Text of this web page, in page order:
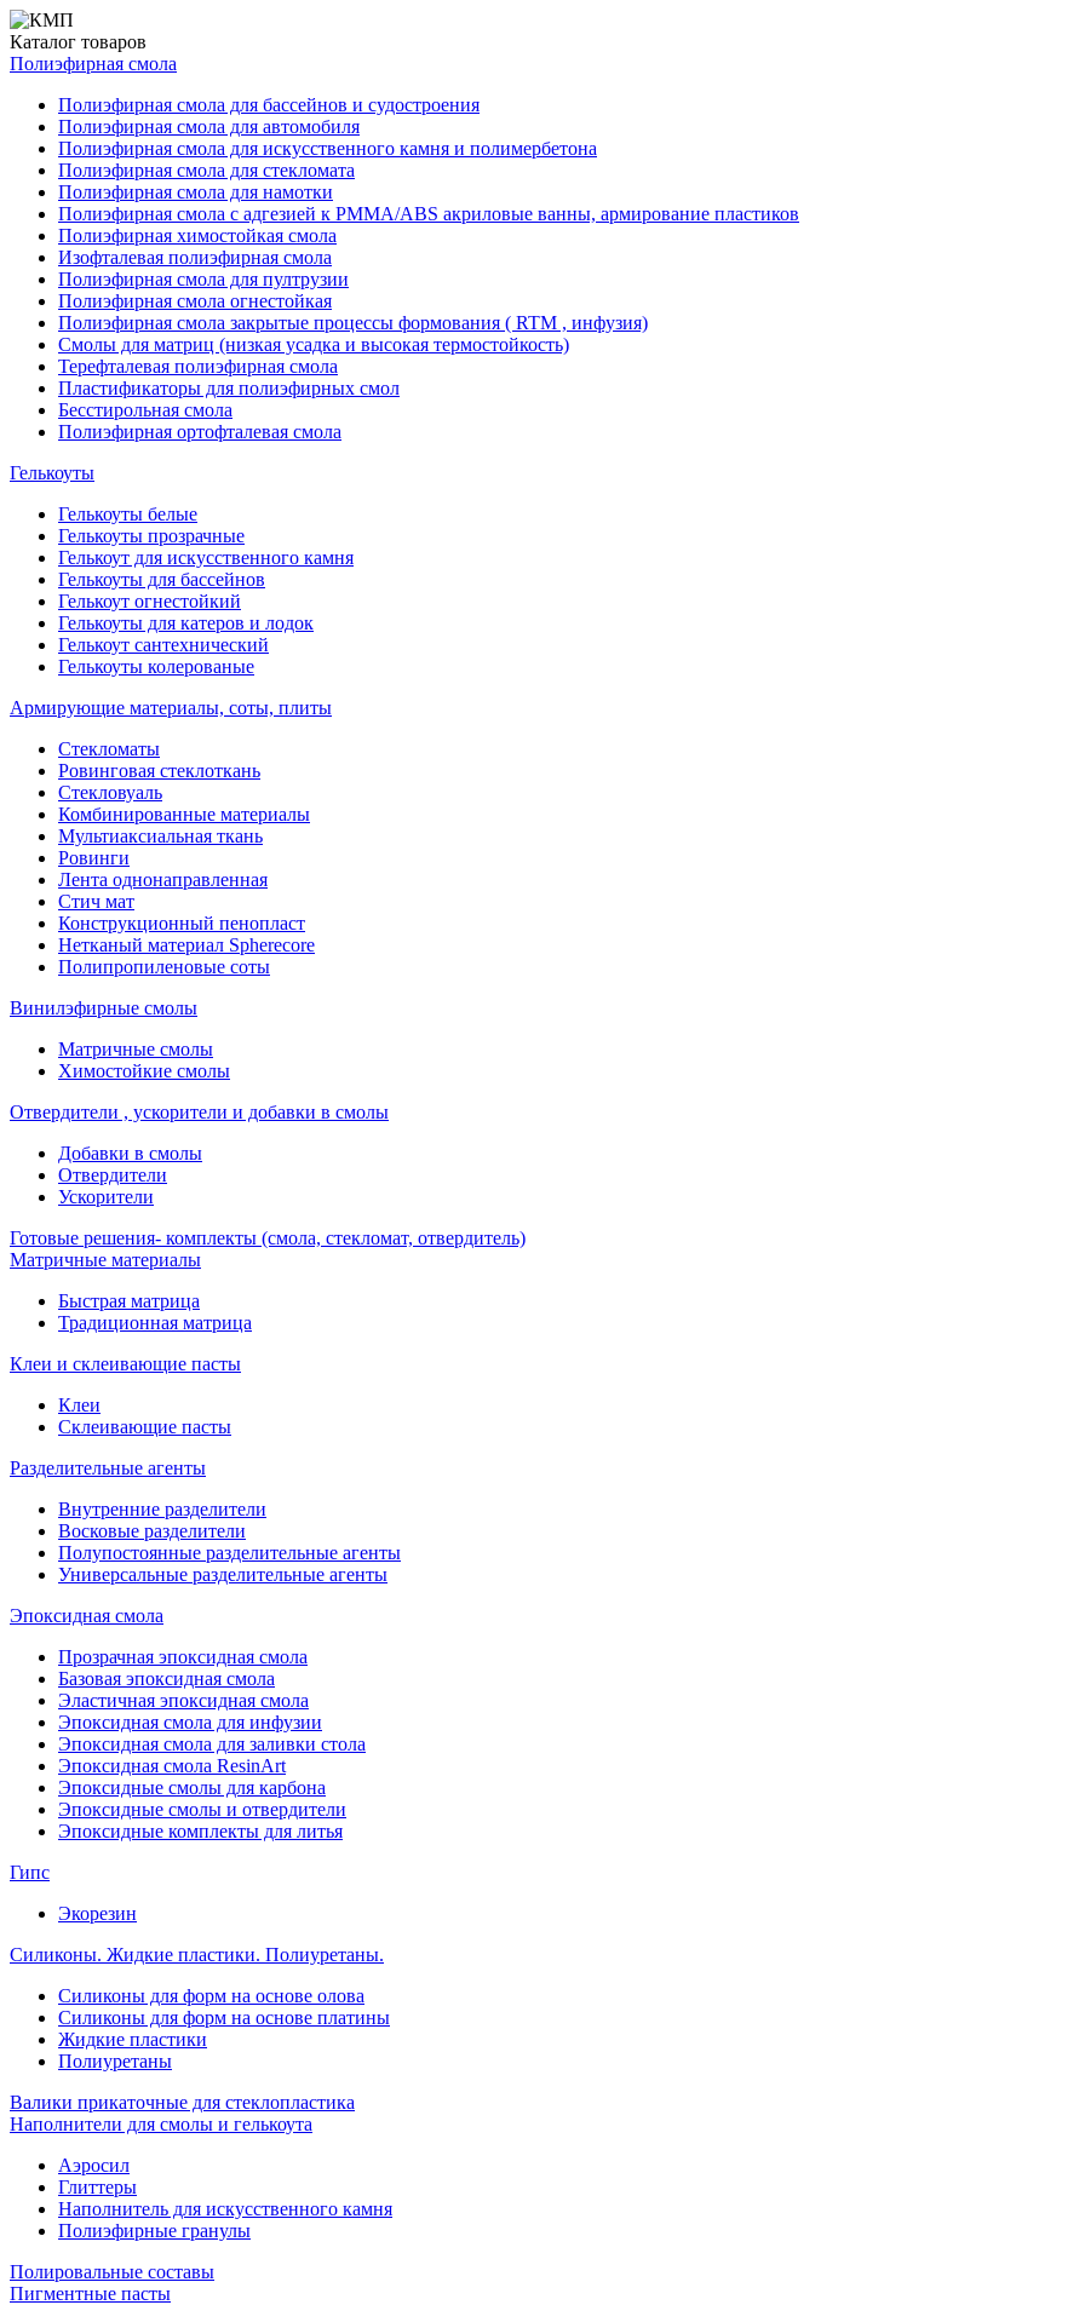
Каталог товаров
Полиэфирная смола
Полиэфирная смола для бассейнов и судостроения
Полиэфирная смола для автомобиля
Полиэфирная смола для искусственного камня и полимербетона
Полиэфирная смола для стекломата
Полиэфирная смола для намотки
Полиэфирная смола с адгезией к РММА/АВS акриловые ванны, армирование пластиков
Полиэфирная химостойкая смола
Изофталевая полиэфирная смола
Полиэфирная смола для пултрузии
Полиэфирная смола огнестойкая
Полиэфирная смола закрытые процессы формования ( RTM , инфузия)
Смолы для матриц (низкая усадка и высокая термостойкость)
Терефталевая полиэфирная смола
Пластификаторы для полиэфирных смол
Бесстирольная смола
Полиэфирная ортофталевая смола
Гелькоуты
Гелькоуты белые
Гелькоуты прозрачные
Гелькоут для искусственного камня
Гелькоуты для бассейнов
Гелькоут огнестойкий
Гелькоуты для катеров и лодок
Гелькоут сантехнический
Гелькоуты колерованые
Армирующие материалы, соты, плиты
Стекломаты
Ровинговая стеклоткань
Стекловуаль
Комбинированные материалы
Мультиаксиальная ткань
Ровинги
Лента однонаправленная
Стич мат
Конструкционный пенопласт
Нетканый материал Spherecore
Полипропиленовые соты
Винилэфирные смолы
Матричные смолы
Химостойкие смолы
Отвердители , ускорители и добавки в смолы
Добавки в смолы
Отвердители
Ускорители
Готовые решения- комплекты (смола, стекломат, отвердитель)
Матричные материалы
Быстрая матрица
Традиционная матрица
Клеи и склеивающие пасты
Клеи
Склеивающие пасты
Разделительные агенты
Внутренние разделители
Восковые разделители
Полупостоянные разделительные агенты
Универсальные разделительные агенты
Эпоксидная смола
Прозрачная эпоксидная смола
Базовая эпоксидная смола
Эластичная эпоксидная смола
Эпоксидная смола для инфузии
Эпоксидная смола для заливки стола
Эпоксидная смола ResinArt
Эпоксидные смолы для карбона
Эпоксидные смолы и отвердители
Эпоксидные комплекты для литья
Гипс
Экорезин
Силиконы. Жидкие пластики. Полиуретаны.
Силиконы для форм на основе олова
Силиконы для форм на основе платины
Жидкие пластики
Полиуретаны
Валики прикаточные для стеклопластика
Наполнители для смолы и гелькоута
Аэросил
Глиттеры
Наполнитель для искусственного камня
Полиэфирные гранулы
Полировальные составы
Пигментные пасты